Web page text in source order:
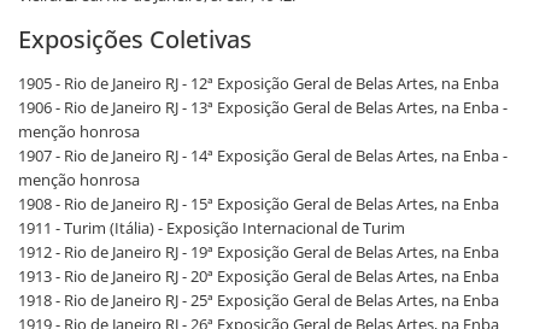
Exposições Coletivas
1905 - Rio de Janeiro RJ - 12ª Exposição Geral de Belas Artes, na Enba
1906 - Rio de Janeiro RJ - 13ª Exposição Geral de Belas Artes, na Enba -
menção honrosa
1907 - Rio de Janeiro RJ - 14ª Exposição Geral de Belas Artes, na Enba -
menção honrosa
1908 - Rio de Janeiro RJ - 15ª Exposição Geral de Belas Artes, na Enba
1911 - Turim (Itália) - Exposição Internacional de Turim
1912 - Rio de Janeiro RJ - 19ª Exposição Geral de Belas Artes, na Enba
1913 - Rio de Janeiro RJ - 20ª Exposição Geral de Belas Artes, na Enba
1918 - Rio de Janeiro RJ - 25ª Exposição Geral de Belas Artes, na Enba
1919 - Rio de Janeiro RJ - 26ª Exposição Geral de Belas Artes, na Enba